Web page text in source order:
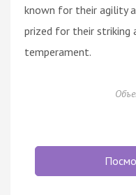
known for their agility
prized for their striking
temperament.